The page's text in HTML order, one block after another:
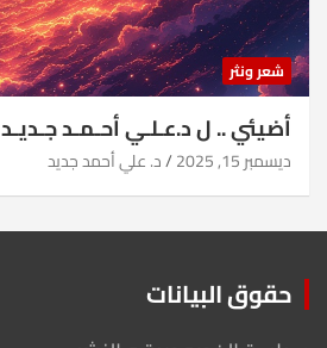
شعر ونثر
أضيئي .. ل د.عـلـي أحـمـد جـديـد
ديسمبر 15, 2025 د. علي أحمد جديد
حقوق البيانات